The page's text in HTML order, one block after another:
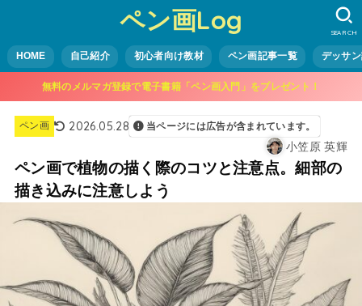
ペン画Log
HOME 自己紹介 初心者向け教材 ペン画記事一覧 デッサ
SEARCH
無料のメルマガ登録で電子書籍「ペン画入門」をプレゼント！
ペン画 2026.05.28 当ページには広告が含まれています。
小笠原 英輝
ペン画で植物の描く際のコツと注意点。細部の
描き込みに注意しよう